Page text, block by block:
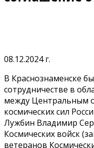
08.12.2024 г.
В Краснознаменске
сотрудничестве в
между Центральным
космических сил
Лужбин Владимир
Космических войск
ветеранов